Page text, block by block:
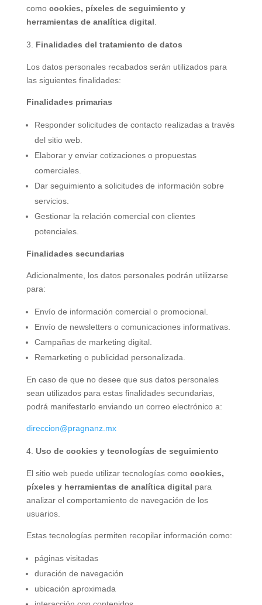
como cookies, píxeles de seguimiento y
herramientas de analítica digital
Finalidades del tratamiento de datos
Los datos personales recabados serán utilizados para
las siguientes finalidades:
Finalidades primarias
Responder solicitudes de contacto realizadas a través
del sitio web.
Elaborar y enviar cotizaciones o propuestas
comerciales.
Dar seguimiento a solicitudes de información sobre
servicios.
Gestionar la relación comercial con clientes
potenciales.
Finalidades secundarias
Adicionalmente, los datos personales podrán utilizarse
para:
Envío de información comercial o promocional.
Envío de newsletters o comunicaciones informativas.
Campañas de marketing digital.
Remarketing o publicidad personalizada.
En caso de que no desee que sus datos personales
sean utilizados para estas finalidades secundarias,
podrá manifestarlo enviando un correo electrónico a:
direccion@pragnanz.mx
Uso de cookies y tecnologías de seguimiento
El sitio web puede utilizar tecnologías como cookies,
píxeles y herramientas de analítica digital para
analizar el comportamiento de navegación de los
usuarios.
Estas tecnologías permiten recopilar información como:
páginas visitadas
duración de navegación
ubicación aproximada